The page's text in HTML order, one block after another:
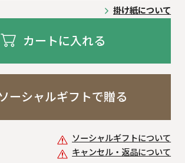
掛け紙について
カートに入れる
ーシャルギフトで贈る
ソーシャルギフトについて
キャンセル・返品について